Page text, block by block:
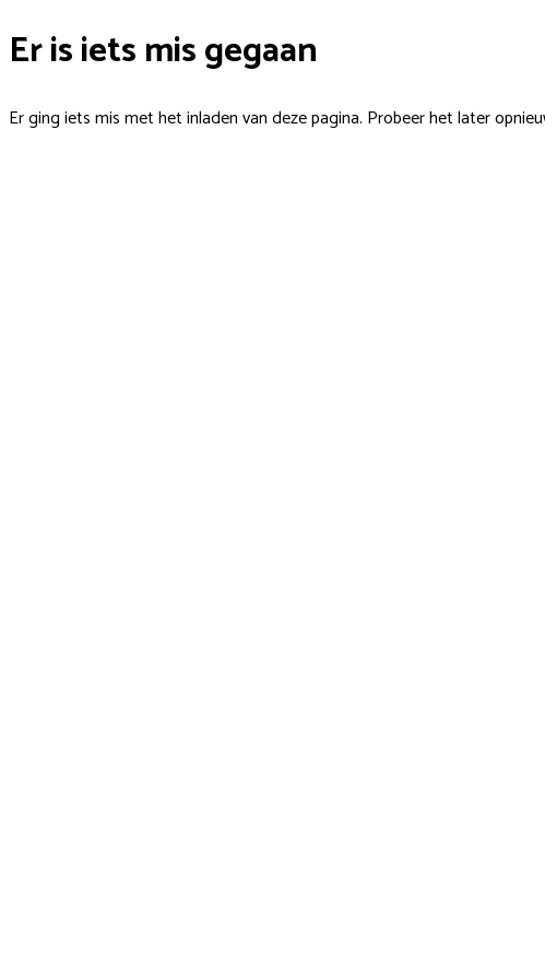
Er is iets mis gegaan
Er ging iets mis met het inladen van deze pagina. Probeer het later